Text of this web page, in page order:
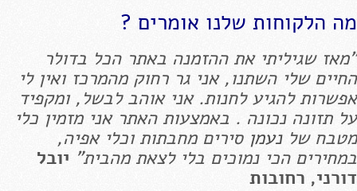
מה הלקוחות שלנו אומרים ?
"מאז שגיליתי את ההזמנה באתר הכל בדולר
החיים שלי השתנו, אני גר רחוק מהמרכז ואין לי
אפשרות להגיע לחנות. אני אוהב לבשל, ומקפיד
על תזונה נכונה . באמצעות האתר אני מזמין כלי
מטבח שלנעמןסירים מחבתות וכלי אפיה,
במחירים הכי נמוכים בלי לצאת מהבית" יובל
דורני, רחובות